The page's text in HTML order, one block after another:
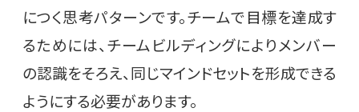
につく思考パターンです。チームで目標を達成す
るためには、チームビルディングによりメンバー
の認識をそろえ、同じマインドセットを形成できる
ようにする必要があります。